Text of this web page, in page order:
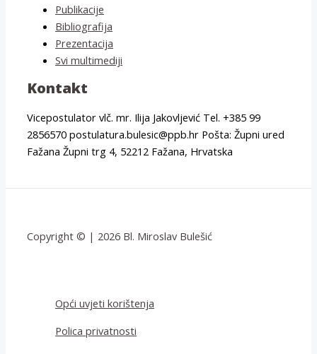
Publikacije
Bibliografija
Prezentacija
Svi multimediji
Kontakt
Vicepostulator vlč. mr. Ilija Jakovljević Tel. +385 99
2856570 postulatura.bulesic@ppb.hr Pošta: Župni ured
Fažana Župni trg 4, 52212 Fažana, Hrvatska
Copyright © | 2026 Bl. Miroslav Bulešić
Opći uvjeti korištenja
Polica privatnosti